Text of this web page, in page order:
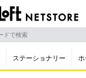
ステーショナリー